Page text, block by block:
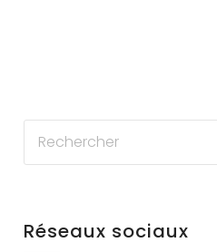
Réseaux sociaux